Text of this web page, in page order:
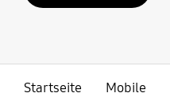
Startseite Mobile